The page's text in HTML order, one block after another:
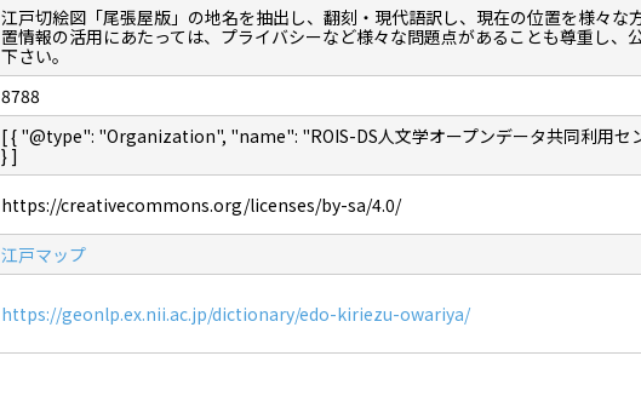
江戸切絵図「尾張屋版」の地名を抽出し、翻刻・現代語訳し、現在の位置を様々
置情報の活用にあたっては、プライバシーなど様々な問題点があることも尊重し、
下さい。
8788
[ { "@type": "Organization", "name": "ROIS-DS人文学オープンデータ共同利用
} ]
https://creativecommons.org/licenses/by-sa/4.0/
江戸マップ
https://geonlp.ex.nii.ac.jp/dictionary/edo-kiriezu-owariya/